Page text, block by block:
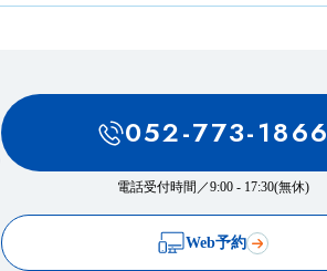
052-773-1866
電話受付時間／9:00 - 17:30(無休)
Web予約